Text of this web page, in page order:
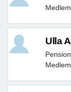
Ulla